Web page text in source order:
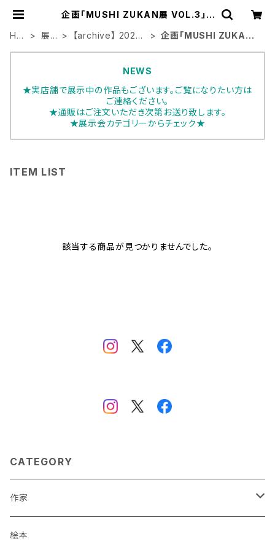
企画「MUSHI ZUKAN展 VOL.3」 |
HO
展
【archive】 2023
企画「MUSHI ZUKAN
NEWS
★実店舗で展示中の作品もございます。ご覧になりたい方は
ご連絡ください。
★通販はご注文いただき次第お送り致します。
★展示会カテゴリーからチェック★
ITEM LIST
該当する商品が見つかりませんでした。
CATEGORY
作家
蒼川わか
絵本